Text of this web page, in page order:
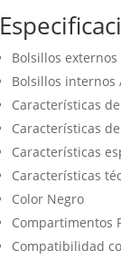
Bolsillos externos
Bolsillos internos
Características
Características
Características
Características
Color Negro
Compartimentos
Compatibilidad